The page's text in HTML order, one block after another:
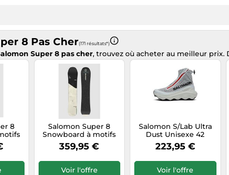
8 Pas Cher(171 résultats*)
Super 8 pas cher, trouvez où acheter au meilleur
8
Salomon Super 8
Snowboard à motifs
157
359,95 €
Voir l'offre
Salomon S/Lab Ultra
Dust Unisexe 42
223,95 €
Voir l'offre